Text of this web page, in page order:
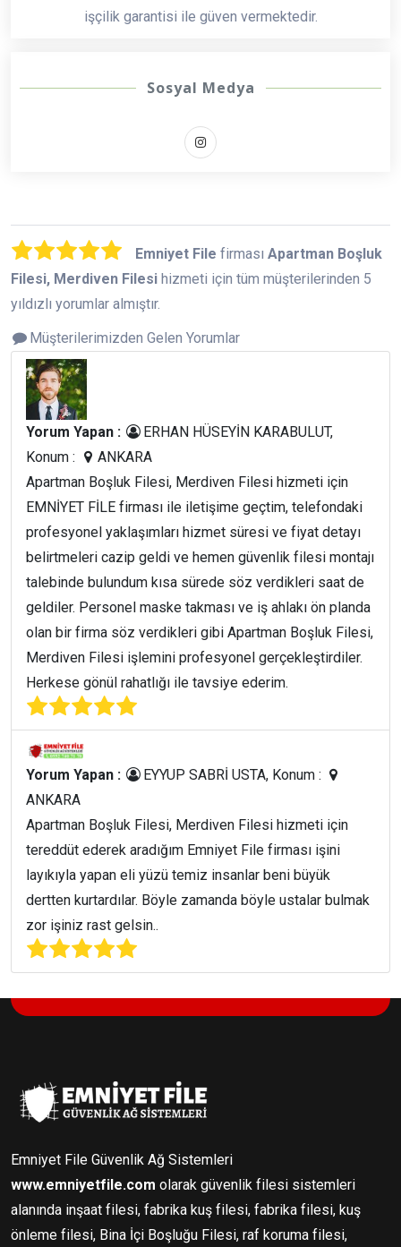
işçilik garantisi ile güven vermektedir.
Sosyal Medya
Emniyet File firması Apartman Boşluk
Filesi, Merdiven Filesi hizmeti için tüm müşterilerinden 5
yıldızlı yorumlar almıştır.
Müşterilerimizden Gelen Yorumlar
Yorum Yapan :
ERHAN HÜSEYİN KARABULUT,
Konum :
ANKARA
Apartman Boşluk Filesi, Merdiven Filesi hizmeti için
EMNİYET FİLE firması ile iletişime geçtim, telefondaki
profesyonel yaklaşımları hizmet süresi ve fiyat detayı
belirtmeleri cazip geldi ve hemen güvenlik filesi montajı
talebinde bulundum kısa sürede söz verdikleri saat de
geldiler. Personel maske takması ve iş ahlakı ön planda
olan bir firma söz verdikleri gibi Apartman Boşluk Filesi,
Merdiven Filesi işlemini profesyonel gerçekleştirdiler.
Herkese gönül rahatlığı ile tavsiye ederim.
Yorum Yapan :
EYYUP SABRİ USTA, Konum :
ANKARA
Apartman Boşluk Filesi, Merdiven Filesi hizmeti için
tereddüt ederek aradığım Emniyet File firması işini
layıkıyla yapan eli yüzü temiz insanlar beni büyük
dertten kurtardılar. Böyle zamanda böyle ustalar bulmak
zor işiniz rast gelsin..
Emniyet File Güvenlik Ağ Sistemleri
www.emniyetfile.com olarak güvenlik filesi sistemleri
alanında inşaat filesi, fabrika kuş filesi, fabrika filesi, kuş
önleme filesi, Bina İçi Boşluğu Filesi, raf koruma filesi,